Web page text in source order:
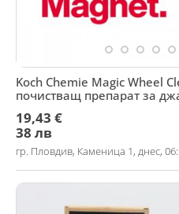
Koch Chemie Magic Wheel
почистващ препарат за
19,43 €
38 лв
гр. Пловдив, Каменица 1, днес,